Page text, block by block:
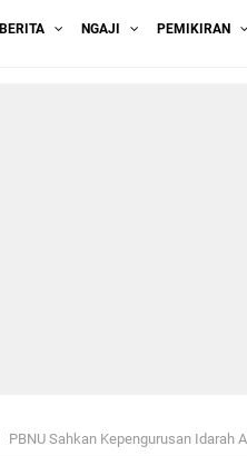
BERITA NGAJI PEMIKIRAN
PBNU Sahkan Kepengurusan Idarah